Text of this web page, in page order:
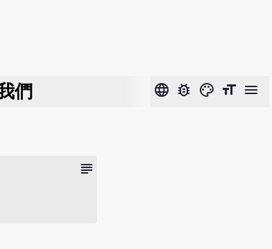
們 language bug_report color_lens format_size menu
subject